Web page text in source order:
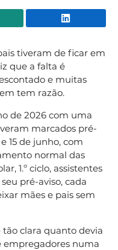
WhatsApp
tiveram de ficar em
que a falta é
e muitas
tem razão.
de 2026 com uma
marcados pré-
15 de junho, com
normal das
1.º ciclo, assistentes
pré-aviso, cada
mães e pais sem
clara quanto devia
empregadores numa